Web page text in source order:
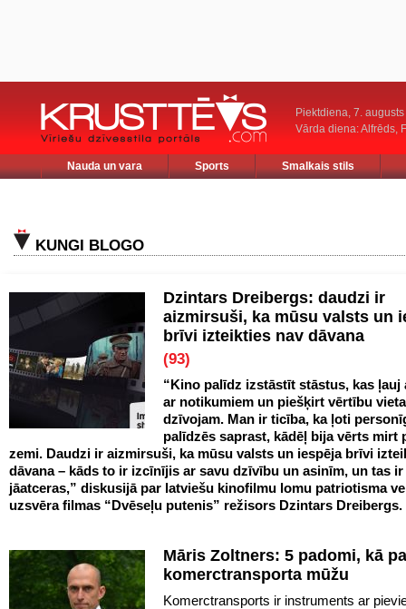
Piektdiena, 7. augusts
Vārda diena: Alfrēds,
Nauda un vara Sports Smalkais stils
KUNGI BLOGO
Dzintars Dreibergs: daudzi ir
aizmirsuši, ka mūsu valsts un
brīvi izteikties nav dāvana
(93)
“Kino palīdz izstāstīt stāstus, kas ļauj
ar notikumiem un piešķirt vērtību
dzīvojam. Man ir ticība, ka ļoti
palīdzēs saprast, kādēļ bija vērts mirt
zemi. Daudzi ir aizmirsuši, ka mūsu valsts un iespēja brīvi
dāvana – kāds to ir izcīnījis ar savu dzīvību un asinīm, un tas ir
jāatceras,” diskusijā par latviešu kinofilmu lomu patriotisma
uzsvēra filmas “Dvēseļu putenis” režisors Dzintars Dreibergs.
Māris Zoltners: 5 padomi, kā
komerctransporta mūžu
Komerctransports ir instruments ar